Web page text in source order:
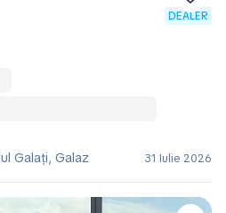
DEALER
Galaţi, Galaz
31 Iulie 2026